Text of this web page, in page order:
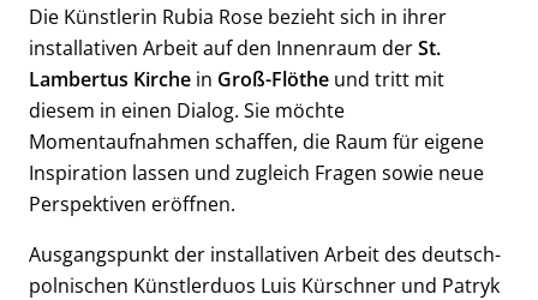
Die Künstlerin Rubia Rose bezieht sich in ihrer
installativen Arbeit auf den Innenraum derSt.
Lambertus Kirche in Groß-Flöthe und tritt mit
diesem in einen Dialog. Sie möchte
Momentaufnahmen schaffen, die Raum für eigene
Inspiration lassen und zugleich Fragen sowie neue
Perspektiven eröffnen.
Ausgangspunkt der installativen Arbeit des deutsch-
polnischen Künstlerduos Luis Kürschner und Patryk